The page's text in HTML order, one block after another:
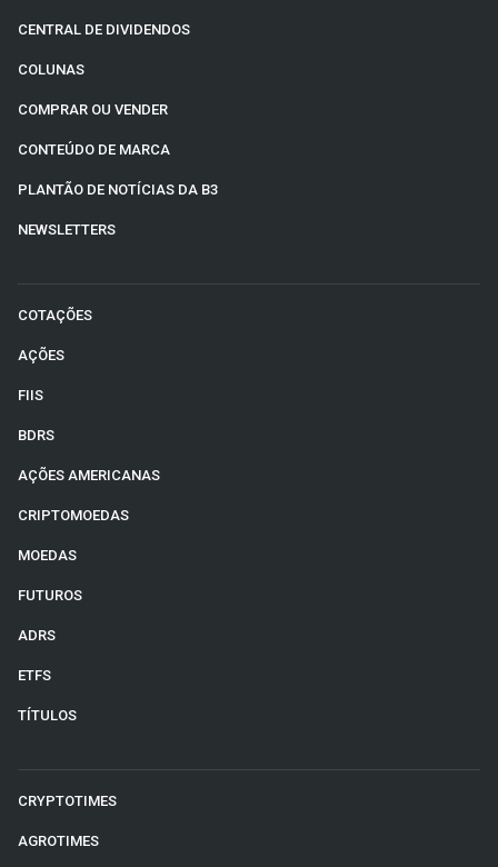
CENTRAL DE DIVIDENDOS
COLUNAS
COMPRAR OU VENDER
CONTEÚDO DE MARCA
PLANTÃO DE NOTÍCIAS DA B3
NEWSLETTERS
COTAÇÕES
AÇÕES
FIIS
BDRS
AÇÕES AMERICANAS
CRIPTOMOEDAS
MOEDAS
FUTUROS
ADRS
ETFS
TÍTULOS
CRYPTOTIMES
AGROTIMES